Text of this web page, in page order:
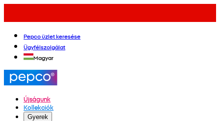
Pepco üzlet keresése
Ügyfélszolgálat
Magyar
Újságunk
Kollekciók
Gyerek